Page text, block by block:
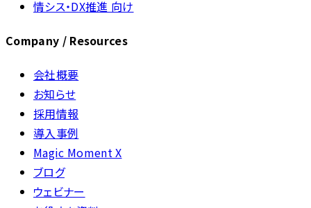
情シス・DX推進 向け
Company / Resources
会社概要
お知らせ
採用情報
導入事例
Magic Moment X
ブログ
ウェビナー